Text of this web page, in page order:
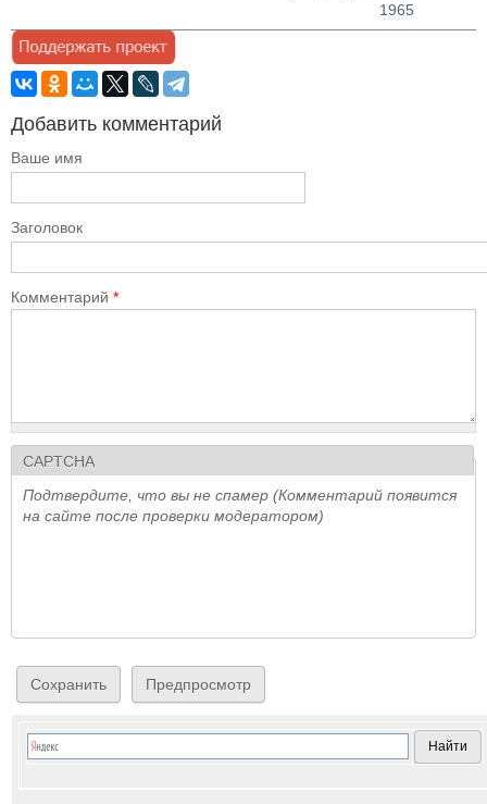
1965
Добавить комментарий
Ваше имя
Заголовок
Комментарий *
CAPTCHA
Подтвердите, что вы не спамер (Комментарий появится
на сайте после проверки модератором)